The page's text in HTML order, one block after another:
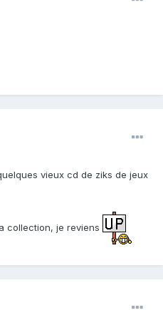
vieux cd de ziks de jeux
collection, je reviens